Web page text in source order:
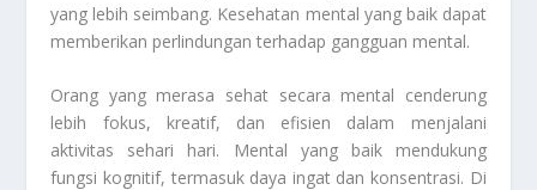
yang lebih seimbang. Kesehatan mental yang baik dapat
memberikan perlindungan terhadap gangguan mental.
Orang yang merasa sehat secara mental cenderung
lebih fokus, kreatif, dan efisien dalam menjalani
aktivitas sehari hari. Mental yang baik mendukung
fungsi kognitif, termasuk daya ingat dan konsentrasi. Di